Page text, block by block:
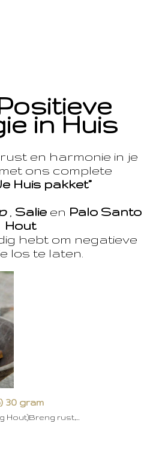
in Huis
en harmonie in je
ons complete
Huis pakket”
, Salie en Palo Santo
Hout
hebt om negatieve
los te laten.
30 gram
Hout)Breng rust,…